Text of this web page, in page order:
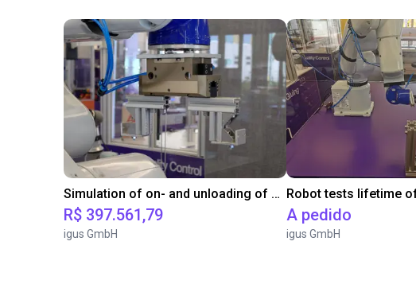
Simulation of on- and unloading of a machine for a customer
R$ 397.561,79
igus GmbH
A pedido
igus GmbH